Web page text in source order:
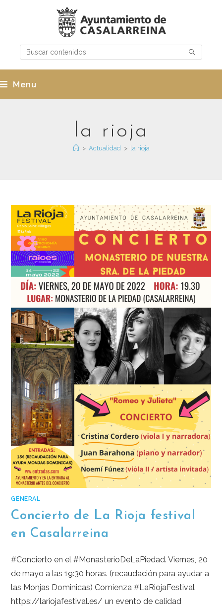
Menu
la rioja
> Actualidad > la rioja
GENERAL
Concierto de La Rioja festival
en Casalarreina
#Concierto en el #MonasterioDeLaPiedad. Viernes, 20
de mayo a las 19:30 horas. (recaudación para ayudar a
las Monjas Dominicas) Comienza #LaRiojaFestival
https://lariojafestival.es/ un evento de calidad